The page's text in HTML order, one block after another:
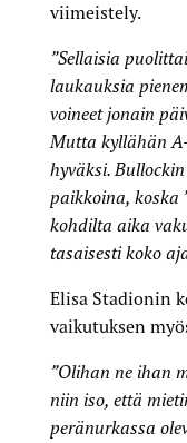
viimeistely.
”Sellaisia
laukauksia
voineet jonain
Mutta kyllähän
hyväksi.
paikkoina, koska
kohdilta aika
tasaisesti koko
Elisa Stadionin
vaikutuksen
”Olihan ne ihan
niin iso, että
peränurkassa